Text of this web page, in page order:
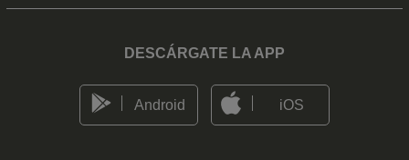
DESCÁRGATE LA APP
Android iOS